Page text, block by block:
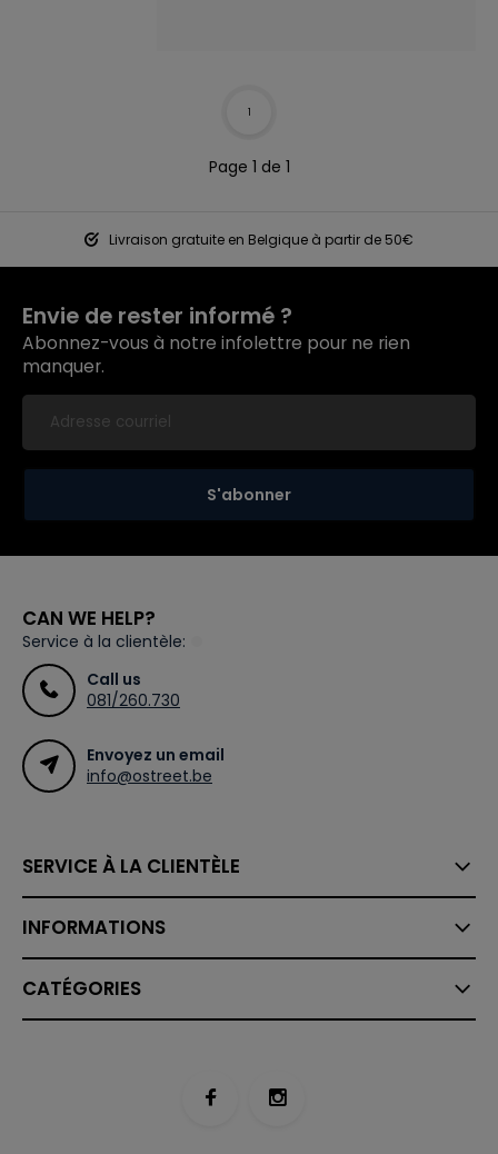
Page 1 de 1
1
Livraison gratuite en Belgique à partir de 50€
Envie de rester informé ?
Abonnez-vous à notre infolettre pour ne rien
manquer.
S'abonner
CAN WE HELP?
Service à la clientèle:
Call us
081/260.730
Envoyez un email
info@ostreet.be
SERVICE À LA CLIENTÈLE
INFORMATIONS
CATÉGORIES